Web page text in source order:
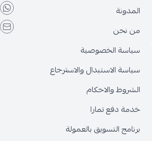
المدونة
من نحن
سياسة الخصوصية
سياسة الاستبدال والاسترجاع
الشروط والاحكام
خدمة دفع تمارا
برنامج التسويق بالعمولة